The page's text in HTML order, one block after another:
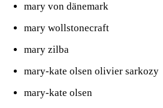
mary von dänemark
mary wollstonecraft
mary zilba
mary-kate olsen olivier sarkozy
mary-kate olsen